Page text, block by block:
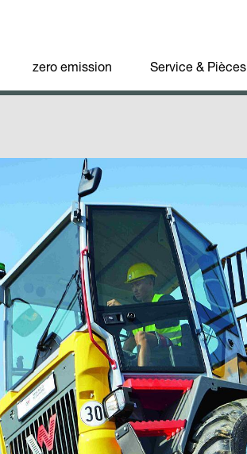
zero emission Service & Pièces